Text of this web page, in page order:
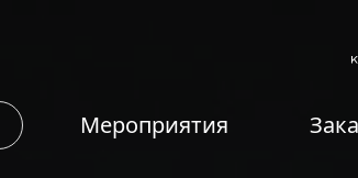
Мероприятия